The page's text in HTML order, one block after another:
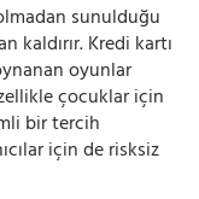
sunulduğu
kaldırır. Kredi kartı
oyunlar
çocuklar için
bir tercih
için de risksiz